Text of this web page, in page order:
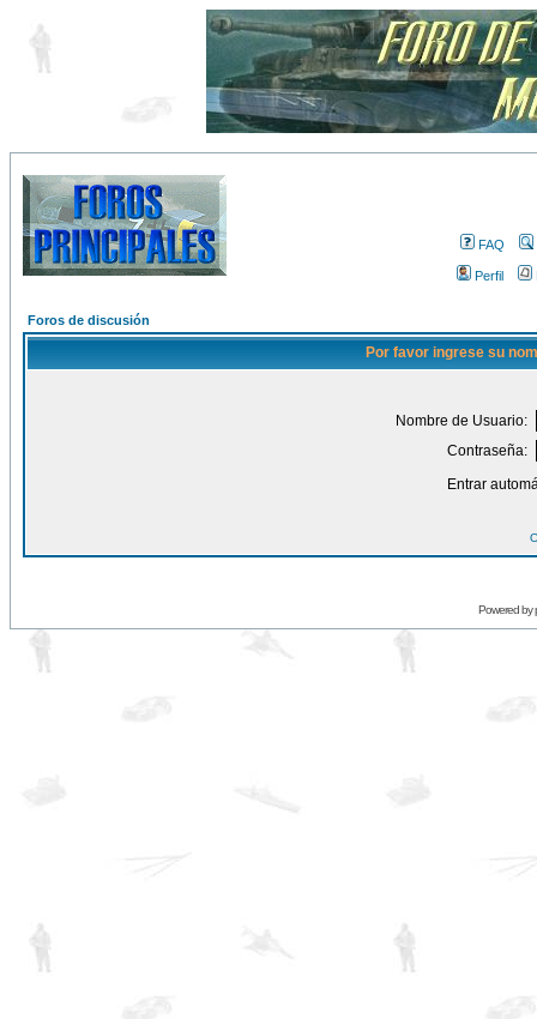
FAQ
Perfil
Foros de discusión
Por favor ingrese su
Nombre de Usuario:
Contraseña:
Entrar
Powered by